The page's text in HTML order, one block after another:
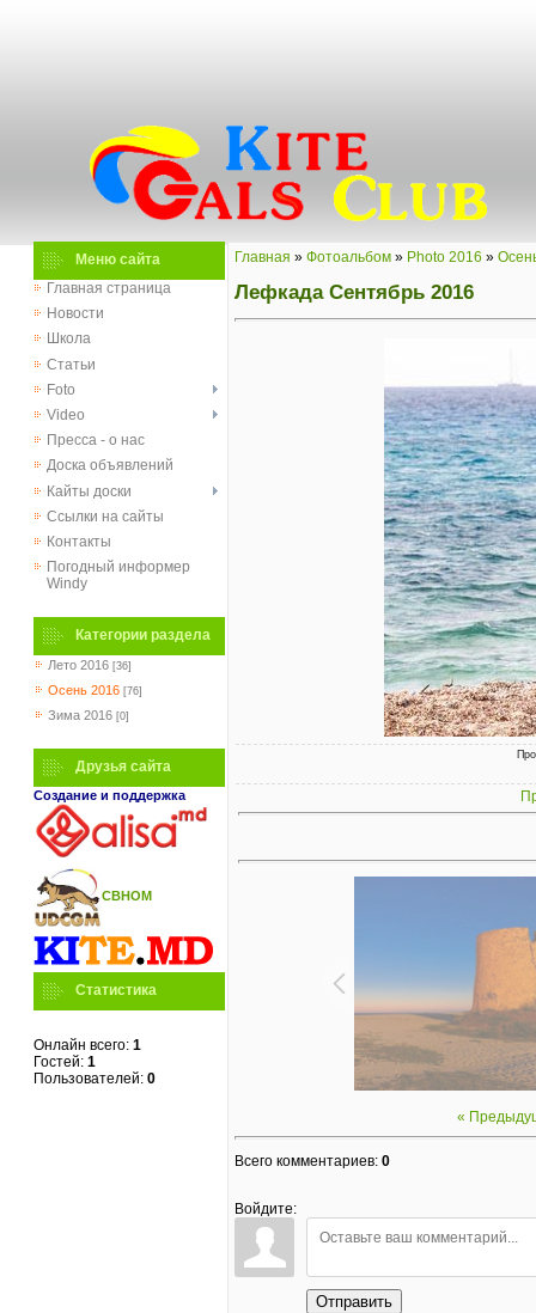
Меню сайта
Главная страница
Новости
Школа
Статьи
Foto
Video
Пресса - о нас
Доска объявлений
Кайты доски
Ссылки на сайты
Контакты
Погодный информер
Windy
Категории раздела
Лето 2016 [36]
Осень 2016 [76]
Зима 2016 [0]
Друзья сайта
Создание и поддержка
СВНОМ
Статистика
Онлайн всего: 1
Гостей: 1
Пользователей: 0
Главная » Фотоальбом » Photo 2016 »
Лефкада Сентябрь 2016
«
Всего комментариев: 0
Войдите:
Отправить